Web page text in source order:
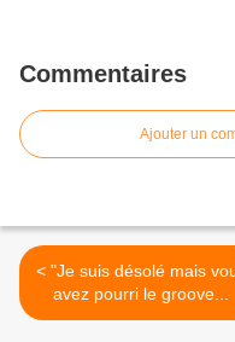
Commentaires
Ajouter un
< "Je suis désolé mais vous
avez pourri le groove...